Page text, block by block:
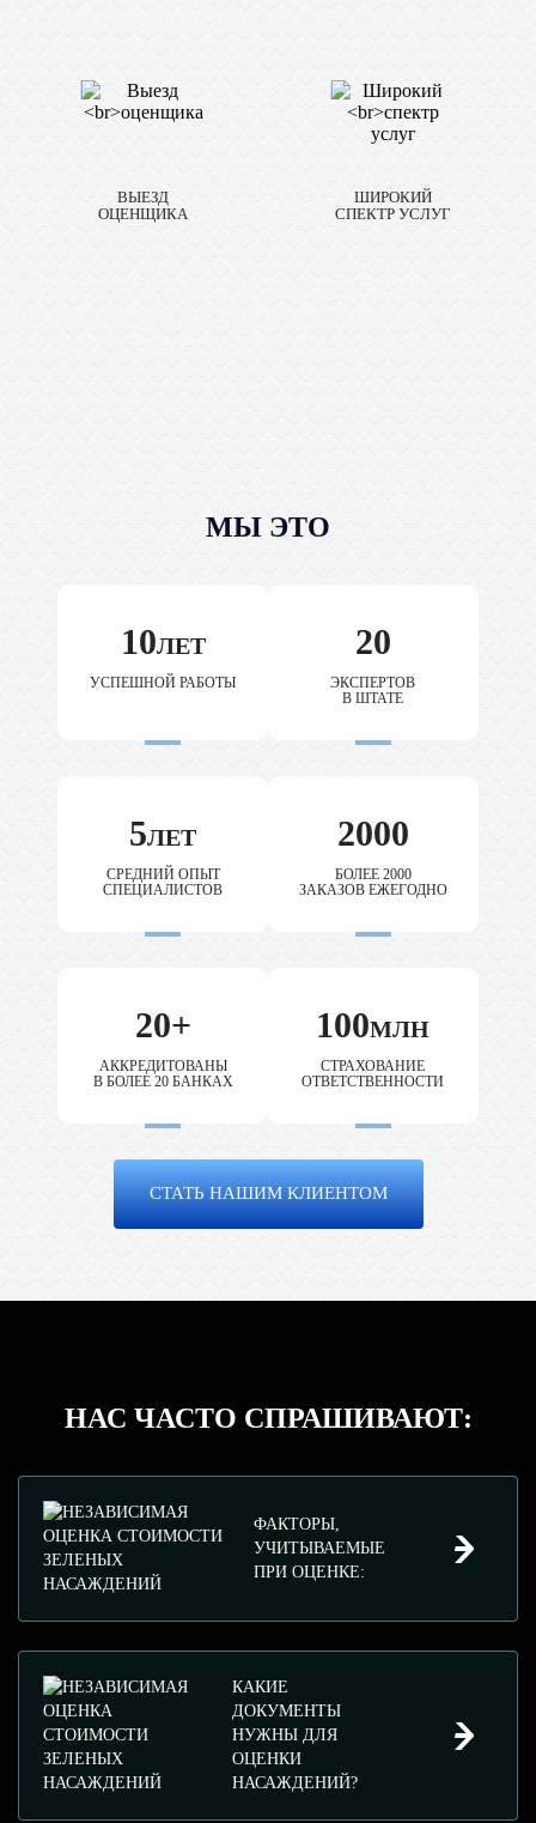
ВЫЕЗД
ОЦЕНЩИКА
ШИРОКИЙ
СПЕКТР УСЛУГ
МЫ ЭТО
10ЛЕТ
УСПЕШНОЙ РАБОТЫ
20
ЭКСПЕРТОВ
В ШТАТЕ
5ЛЕТ
СРЕДНИЙ ОПЫТ
СПЕЦИАЛИСТОВ
2000
БОЛЕЕ 2000
ЗАКАЗОВ ЕЖЕГОДНО
20+
АККРЕДИТОВАНЫ
В БОЛЕЕ 20 БАНКАХ
100МЛН
СТРАХОВАНИЕ
ОТВЕТСТВЕННОСТИ
СТАТЬ НАШИМ КЛИЕНТОМ
НАС ЧАСТО СПРАШИВАЮТ:
ФАКТОРЫ,
УЧИТЫВАЕМЫЕ
ПРИ ОЦЕНКЕ:
КАКИЕ
ДОКУМЕНТЫ
НУЖНЫ ДЛЯ
ОЦЕНКИ
НАСАЖДЕНИЙ?